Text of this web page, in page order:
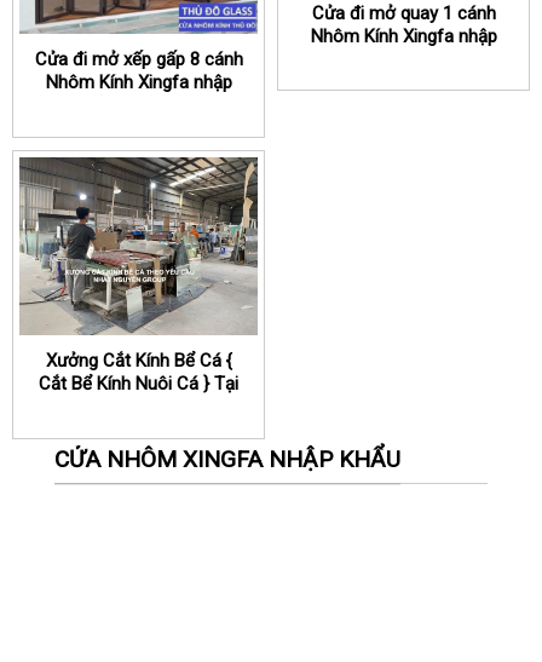
Cửa đi mở xếp gấp 8 cánh
Nhôm Kính Xingfa nhập
Cửa đi mở quay 1 cánh
Nhôm Kính Xingfa nhập
Xưởng Cắt Kính Bể Cá {
Cắt Bể Kính Nuôi Cá } Tại
CỬA NHÔM XINGFA NHẬP KHẨU